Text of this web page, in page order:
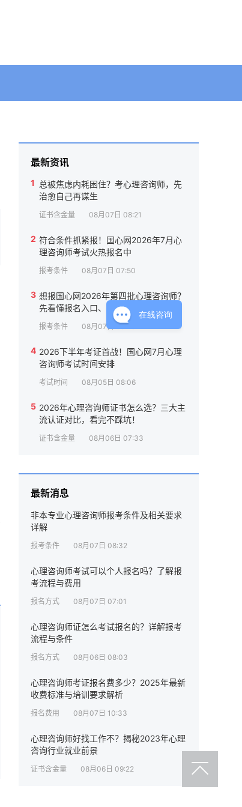
最新资讯
1 总被焦虑内耗困住？考心理咨询师，先
治愈自己再谋生
证书含金量 08月07日 08:21
2 符合条件抓紧报！国心网2026年7月心
理咨询师考试火热报名中
报考条件 08月07日 07:50
3 想报国心网2026年第四批心理咨询师？
先看懂报名入口、流程与条件
报考条件 08月07日 09:26
4 2026下半年考证首战！国心网7月心理
咨询师考试时间安排
考试时间 08月05日 08:06
5 2026年心理咨询师证书怎么选？三大主
流认证对比，看完不踩坑！
证书含金量 08月06日 07:33
最新消息
非本专业心理咨询师报考条件及相关要求
详解
报考条件 08月07日 08:32
心理咨询师考试可以个人报名吗？了解报
考流程与费用
报名方式 08月07日 07:01
心理咨询师证怎么考试报名的？详解报考
流程与条件
报名方式 08月06日 08:03
心理咨询师考证报名费多少？2025年最新
收费标准与培训要求解析
报名费用 08月07日 10:33
心理咨询师好找工作不？揭秘2023年心理
咨询行业就业前景
证书含金量 08月06日 09:22
在线咨询